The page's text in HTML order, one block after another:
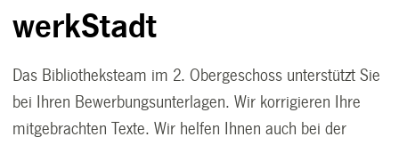
werkStadt
Das Bibliotheksteam im 2. Obergeschoss unterstützt Sie
bei Ihren Bewerbungsunterlagen. Wir korrigieren Ihre
mitgebrachten Texte. Wir helfen Ihnen auch bei der